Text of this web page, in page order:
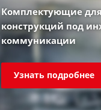
Комплектующие
конструкций под
коммуникации
Узнать подробнее